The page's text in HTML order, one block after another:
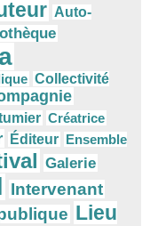
Auto-
Collectivité
Créatrice
Éditeur Ensemble
Galerie
Intervenant
Lieu